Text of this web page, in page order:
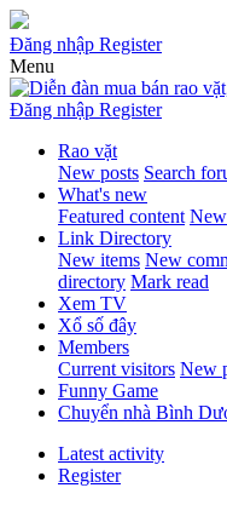
Đăng nhập Register
Menu
Đăng nhập Register
Rao vặt
New posts Search
What's new
Featured content
Link Directory
New items New
directory Mark read
Xem TV
Xổ số đây
Members
Current visitors New
Funny Game
Chuyển nhà Bình
Latest activity
Register